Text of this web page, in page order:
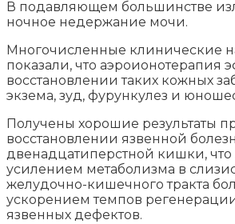
В подавляющем большинстве
ночное недержание мочи.
Многочисленные клинические
показали, что аэроионотерапия
восстановлении таких кожных
экзема, зуд, фурункулез и
Получены хорошие результаты
восстановлении язвенной
двенадцатиперстной кишки, что
усилением метаболизма в
желудочно-кишечного тракта
ускорением темпов
язвенных дефектов.